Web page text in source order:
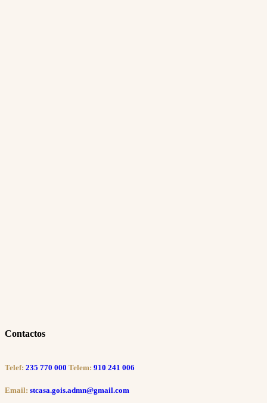
Contactos
Telef: 235 770 000 Telem: 910 241 006
Email: stcasa.gois.admn@gmail.com